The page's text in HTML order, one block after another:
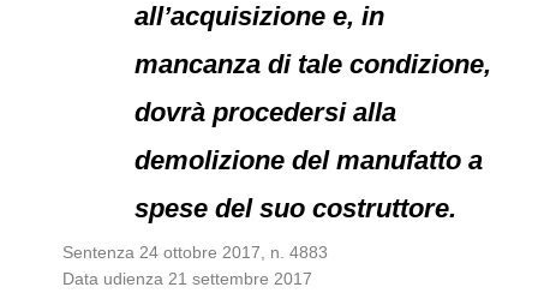
all’acquisizione e, in
mancanza di tale condizione,
dovrà procedersi alla
demolizione del manufatto a
spese del suo costruttore.
Sentenza 24 ottobre 2017, n. 4883
Data udienza 21 settembre 2017